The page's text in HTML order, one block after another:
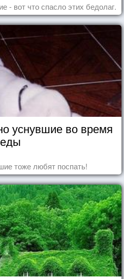
- вот что спасло этих бедолаг.
уснувшие во время
еды
тоже любят поспать!